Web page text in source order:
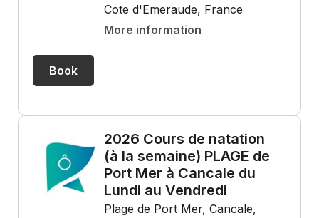
Cote d'Emeraude, France
More information
Book
2026 Cours de natation
(à la semaine) PLAGE de
Port Mer à Cancale du
Lundi au Vendredi
Plage de Port Mer, Cancale,